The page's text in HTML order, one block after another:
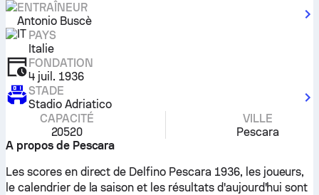
ENTRAÎNEUR
Antonio Buscè
PAYS
Italie
FONDATION
4 juil. 1936
STADE
Stadio Adriatico
CAPACITÉ
20520
VILLE
Pescara
A propos de Pescara
Les scores en direct de Delfino Pescara 1936, les joueurs,
le calendrier de la saison et les résultats d'aujourd'hui sont